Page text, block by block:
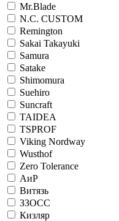
Mr.Blade
N.C. CUSTOM
Remington
Sakai Takayuki
Samura
Satake
Shimomura
Suehiro
Suncraft
TAIDEA
TSPROF
Viking Nordway
Wusthof
Zero Tolerance
АиР
Витязь
ЗЗОСС
Кизляр